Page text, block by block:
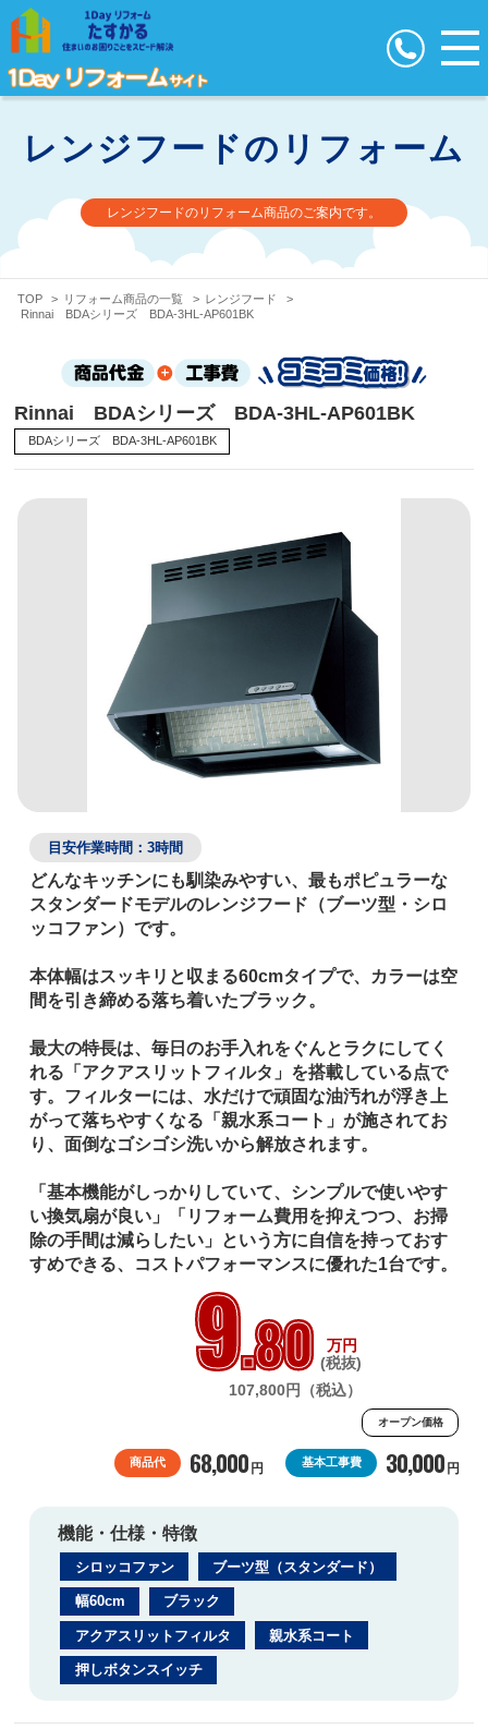
レンジフードのリフォーム
レンジフードのリフォーム商品のご案内です。
TOP > リフォーム商品の一覧 > レンジフード
>
Rinnai BDAシリーズ BDA-3HL-AP601BK
Rinnai BDAシリーズ BDA-3HL-AP601BK
BDAシリーズ BDA-3HL-AP601BK
目安作業時間：3時間
どんなキッチンにも馴染みやすい、最もポピュラーな
スタンダードモデルのレンジフード（ブーツ型・シロ
ッコファン）です。
本体幅はスッキリと収まる60cmタイプで、カラーは空
間を引き締める落ち着いたブラック。
最大の特長は、毎日のお手入れをぐんとラクにしてく
れる「アクアスリットフィルタ」を搭載している点で
す。フィルターには、水だけで頑固な油汚れが浮き上
がって落ちやすくなる「親水系コート」が施されてお
り、面倒なゴシゴシ洗いから解放されます。
「基本機能がしっかりしていて、シンプルで使いやす
い換気扇が良い」「リフォーム費用を抑えつつ、お掃
除の手間は減らしたい」という方に自信を持っておす
すめできる、コストパフォーマンスに優れた1台です。
9.80
万円
(税抜)
107,800円（税込）
オープン価格
商品代 68,000 円 基本工事費 30,000 円
機能・仕様・特徴
シロッコファン ブーツ型（スタンダード）
幅60cm ブラック
アクアスリットフィルタ 親水系コート
押しボタンスイッチ